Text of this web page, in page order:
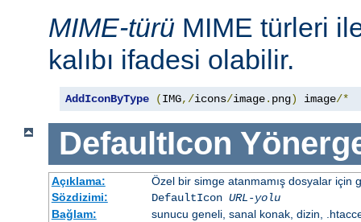
MIME-türü MIME türleri
kalıbı ifadesi olabilir.
AddIconByType (IMG,/icons/image. png) image/*
DefaultIcon
Açıklama:
Özel bir simge atanmamış dosyalar için
Sözdizimi:
DefaultIcon URL-yolu
Bağlam:
sunucu geneli, sanal konak, dizin,